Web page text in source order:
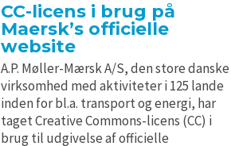
CC-licens i brug på
Maersk’s officielle
website
A.P. Møller-Mærsk A/S, den store danske
virksomhed med aktiviteter i 125 lande
inden for bl.a. transport og energi, har
taget Creative Commons-licens (CC) i
brug til udgivelse af officielle